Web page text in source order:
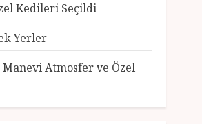
Kedileri Seçildi
Yerler
Manevi Atmosfer ve Özel
Genel
Türkiye’nin En Güzel
Kedileri Seçildi